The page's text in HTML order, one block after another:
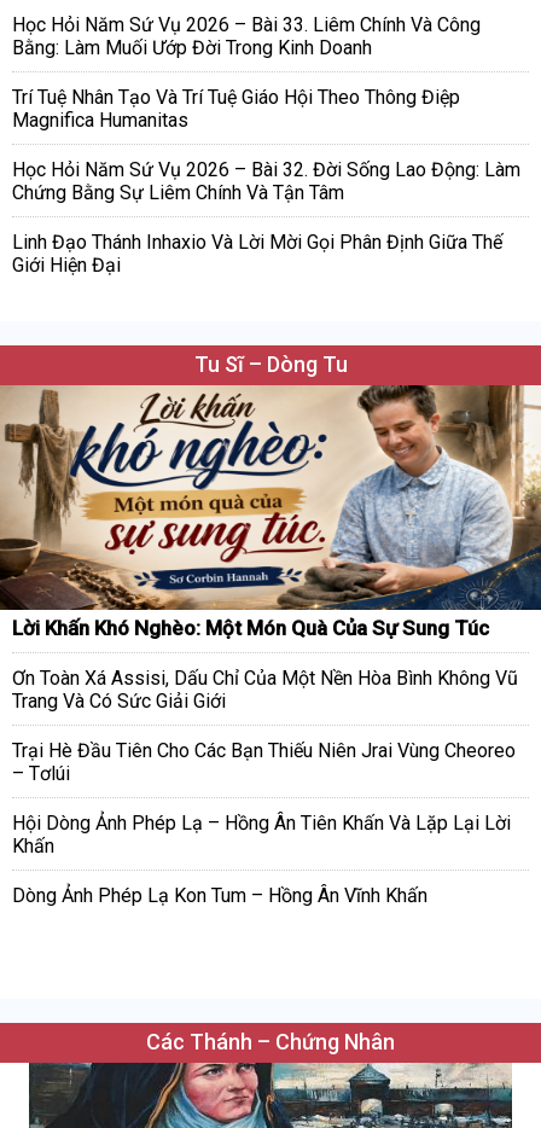
Học Hỏi Năm Sứ Vụ 2026 – Bài 33. Liêm Chính Và Công
Bằng: Làm Muối Ướp Đời Trong Kinh Doanh
Trí Tuệ Nhân Tạo Và Trí Tuệ Giáo Hội Theo Thông Điệp
Magnifica Humanitas
Học Hỏi Năm Sứ Vụ 2026 – Bài 32. Đời Sống Lao Động: Làm
Chứng Bằng Sự Liêm Chính Và Tận Tâm
Linh Đạo Thánh Inhaxio Và Lời Mời Gọi Phân Định Giữa Thế
Giới Hiện Đại
Tu Sĩ – Dòng Tu
Lời Khấn Khó Nghèo: Một Món Quà Của Sự Sung Túc
Ơn Toàn Xá Assisi, Dấu Chỉ Của Một Nền Hòa Bình Không Vũ
Trang Và Có Sức Giải Giới
Trại Hè Đầu Tiên Cho Các Bạn Thiếu Niên Jrai Vùng Cheoreo
– Tơlúi
Hội Dòng Ảnh Phép Lạ – Hồng Ân Tiên Khấn Và Lặp Lại Lời
Khấn
Dòng Ảnh Phép Lạ Kon Tum – Hồng Ân Vĩnh Khấn
Các Thánh – Chứng Nhân